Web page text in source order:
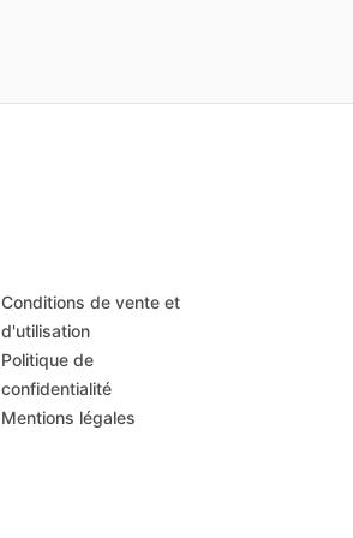
Conditions de vente et
d'utilisation
Politique de
confidentialité
Mentions légales